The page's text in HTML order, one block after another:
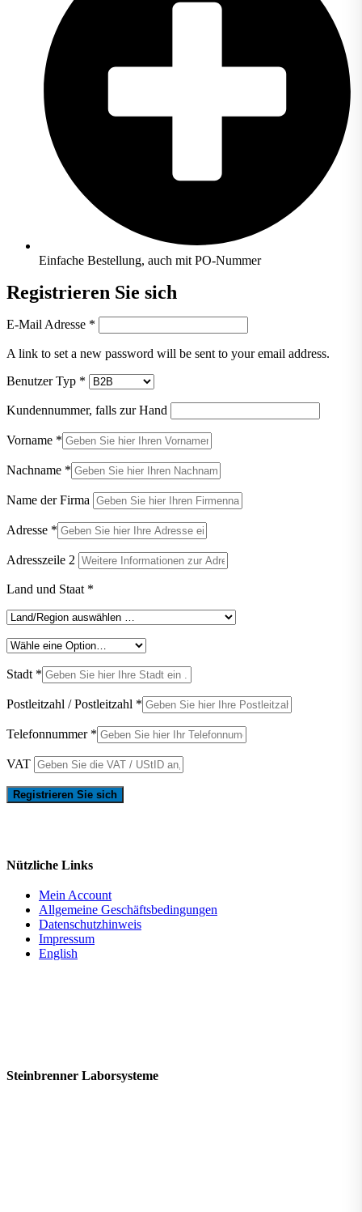
Einfache Bestellung, auch mit PO-Nummer
Registrieren Sie sich
E-Mail Adresse *
A link to set a new password will be sent to your email address.
Benutzer Typ *
Kundennummer, falls zur Hand
Vorname *
Nachname *
Name der Firma
Adresse *
Adresszeile 2
Land und Staat *
Stadt *
Postleitzahl / Postleitzahl *
Telefonnummer *
VAT
Registrieren Sie sich
Nützliche Links
Mein Account
Allgemeine Geschäftsbedingungen
Datenschutzhinweis
Impressum
English
Steinbrenner ­Laborsysteme